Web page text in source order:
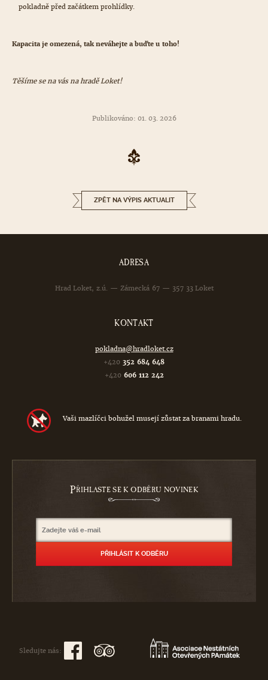
pokladně před začátkem prohlídky.
Kapacita je omezená, tak neváhejte a buďte u toho!
Těšíme se na vás na hradě Loket!
Publikováno: 01. 03. 2026
ZPĚT NA VÝPIS AKTUALIT
ADRESA
Hrad Loket, z.ú. — Zámecká 67 — 357 33 Loket
KONTAKT
pokladna@hradloket.cz
+420 352 684 648
+420 606 112 242
Vaši mazlíčci bohužel musejí zůstat za branami hradu.
PŘIHLASTE SE K ODBĚRU NOVINEK
Sledujte nás: